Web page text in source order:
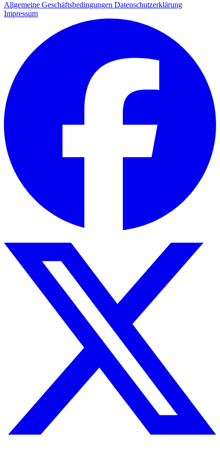
Allgemeine Geschäftsbedingungen Datenschutzerklärung
Impressum